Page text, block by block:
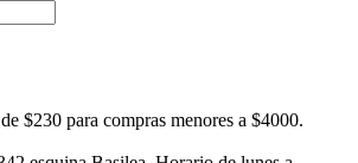
$230 para compras menores a $4000.